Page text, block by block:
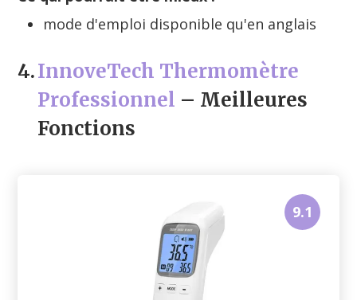
mode d'emploi disponible qu'en anglais
4.InnoveTech Thermomètre
Professionnel – Meilleures
Fonctions
9.1